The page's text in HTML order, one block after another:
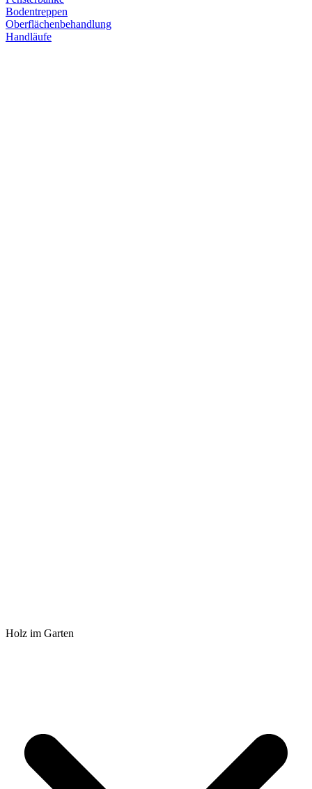
Bodentreppen
Oberflächenbehandlung
Handläufe
Holz im Garten